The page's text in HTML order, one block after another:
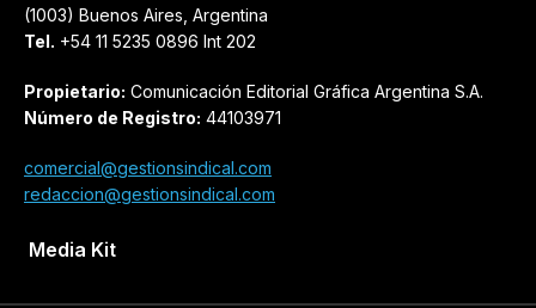
(1003) Buenos Aires, Argentina
Tel. +54 11 5235 0896 Int 202
Propietario: Comunicación Editorial Gráfica Argentina S.A.
Número de Registro: 44103971
comercial@gestionsindical.com
redaccion@gestionsindical.com
Media Kit